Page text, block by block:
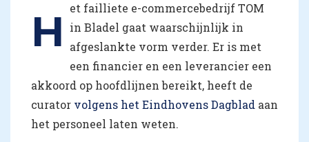
H
et failliete e-commercebedrijf TOM
in Bladel gaat waarschijnlijk in
afgeslankte vorm verder. Er is met
een financier en een leverancier een
akkoord op hoofdlijnen bereikt, heeft de
curator volgens het Eindhovens Dagblad aan
het personeel laten weten.